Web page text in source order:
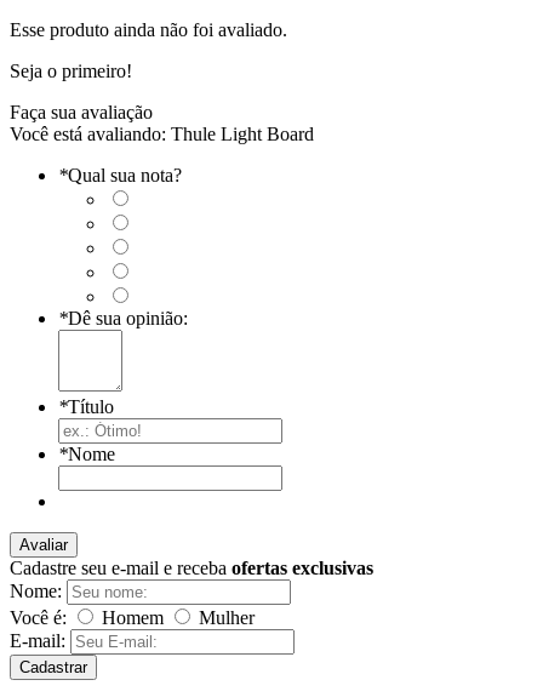
Esse produto ainda não foi avaliado.
Seja o primeiro!
Faça sua avaliação
Você está avaliando: Thule Light Board
*Qual sua nota?
*Dê sua opinião:
*Título
*Nome
Avaliar
Cadastre seu e-mail e receba ofertas exclusivas
Nome:
Você é:
Homem
Mulher
E-mail:
Cadastrar